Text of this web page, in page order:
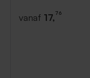
vanaf 17,76